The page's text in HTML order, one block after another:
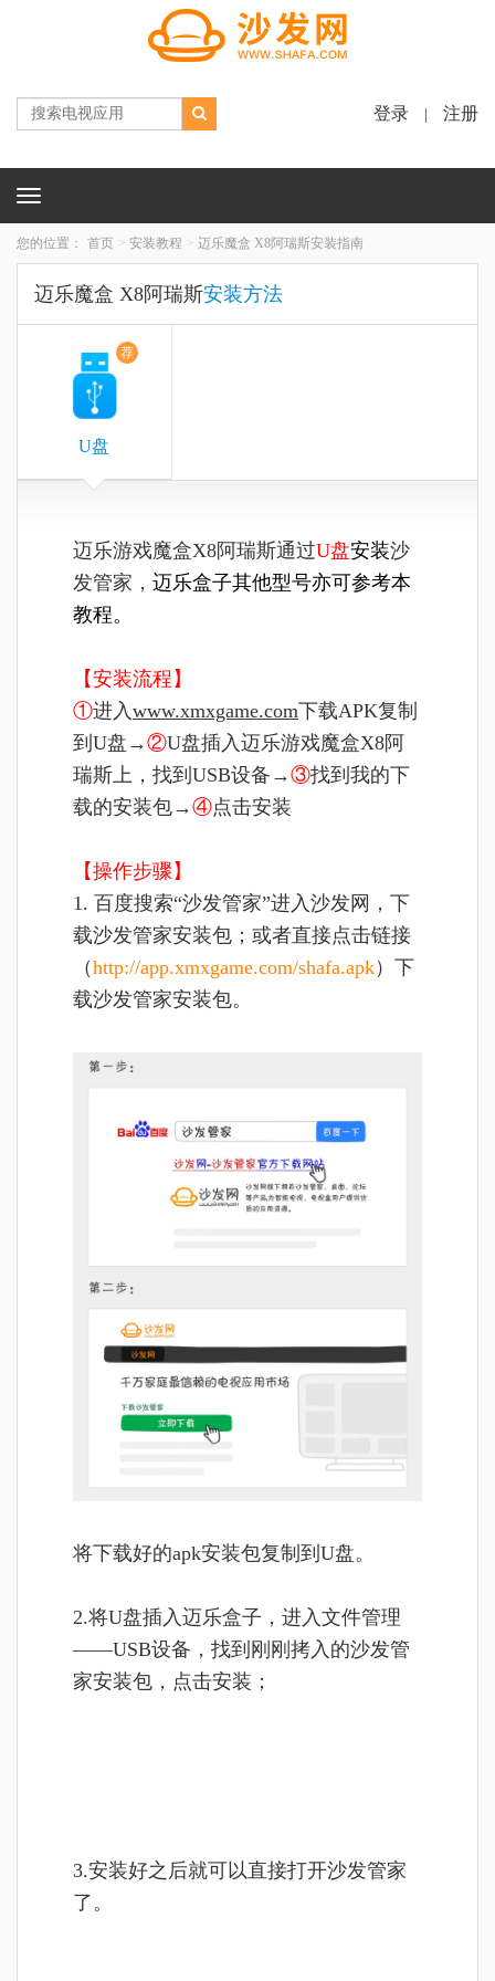
登录 注册
Toggle
您的位置： 首页 安装教程 迈乐魔盒 X8阿瑞斯安装指南
迈乐魔盒 X8阿瑞斯安装方法
荐
U盘
迈乐游戏魔盒X8阿瑞斯通过U盘安装沙
发管家， 迈乐盒子其他型号亦可参考本
教程。
【安装流程】
①进入 www.xmxgame.com下载APK复制
到U盘→②U盘插入 迈乐游戏魔盒X8阿
瑞斯上 ，找到USB设备→③找到我的下
载的安装包→④点击安装
【操作步骤】
1. 百度搜索“沙发管家”进入沙发网，下
载沙发管家安装包；或者直接点击链接
（http://app.xmxgame.com/shafa.apk）下
载沙发管家安装包。
将下载好的apk安装包复制到U盘。
2.将U盘插入迈乐盒子，进入文件管理
——USB设备，找到刚刚拷入的沙发管
家安装包，点击安装；
3.安装好之后就可以直接打开沙发管家
了。